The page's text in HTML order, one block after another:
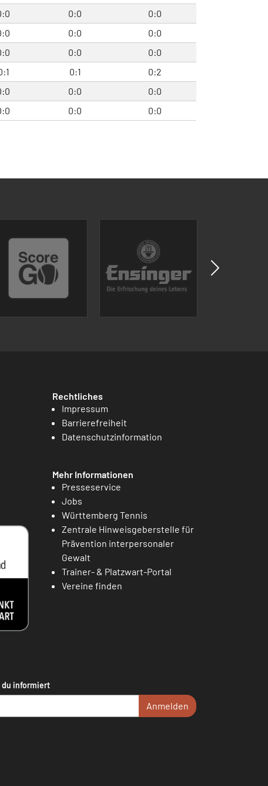
0:0
0:0
0:0
0:0
0:0
0:0
0:1
0:2
0:0
0:0
0:0 0:0
Rechtliches
Impressum
Barrierefreiheit
Datenschutzinformation
Mehr Informationen
Presseservice
Jobs
Württemberg Tennis
Zentrale Hinweisgeberstelle für
Prävention interpersonaler
Gewalt
Trainer- & Platzwart-Portal
Vereine finden
du informiert
Anmelden